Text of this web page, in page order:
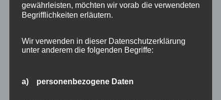
Juli 2025(9)
Juni 2025 (7)
April 2025
März 2025(5)
Dezember 2024
November 2024
gewährleisten, möchten wir vorab die verwendeten
Begrifflichkeiten erläutern.
Wir verwenden in dieser Datenschutzerklärung
unter anderem die folgenden Begriffe:
a) personenbezogene Daten